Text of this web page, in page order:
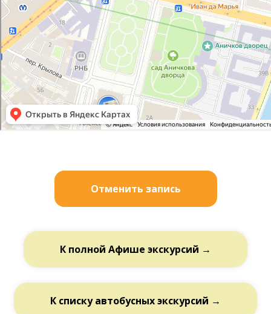
Отменить запись
К полной Афише экскурсий →
К списку автобусных экскурсий →